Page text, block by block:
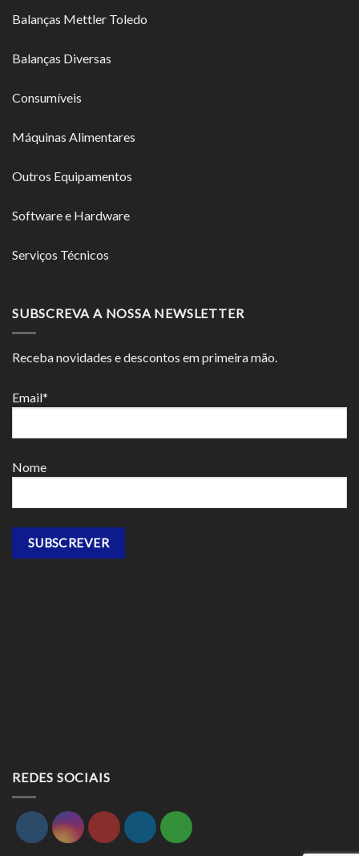
Balanças Mettler Toledo
Balanças Diversas
Consumíveis
Máquinas Alimentares
Outros Equipamentos
Software e Hardware
Serviços Técnicos
SUBSCREVA A NOSSA NEWSLETTER
Receba novidades e descontos em primeira mão.
Email*
Nome
REDES SOCIAIS